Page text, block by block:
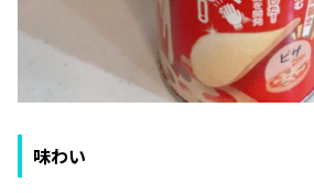
味わい